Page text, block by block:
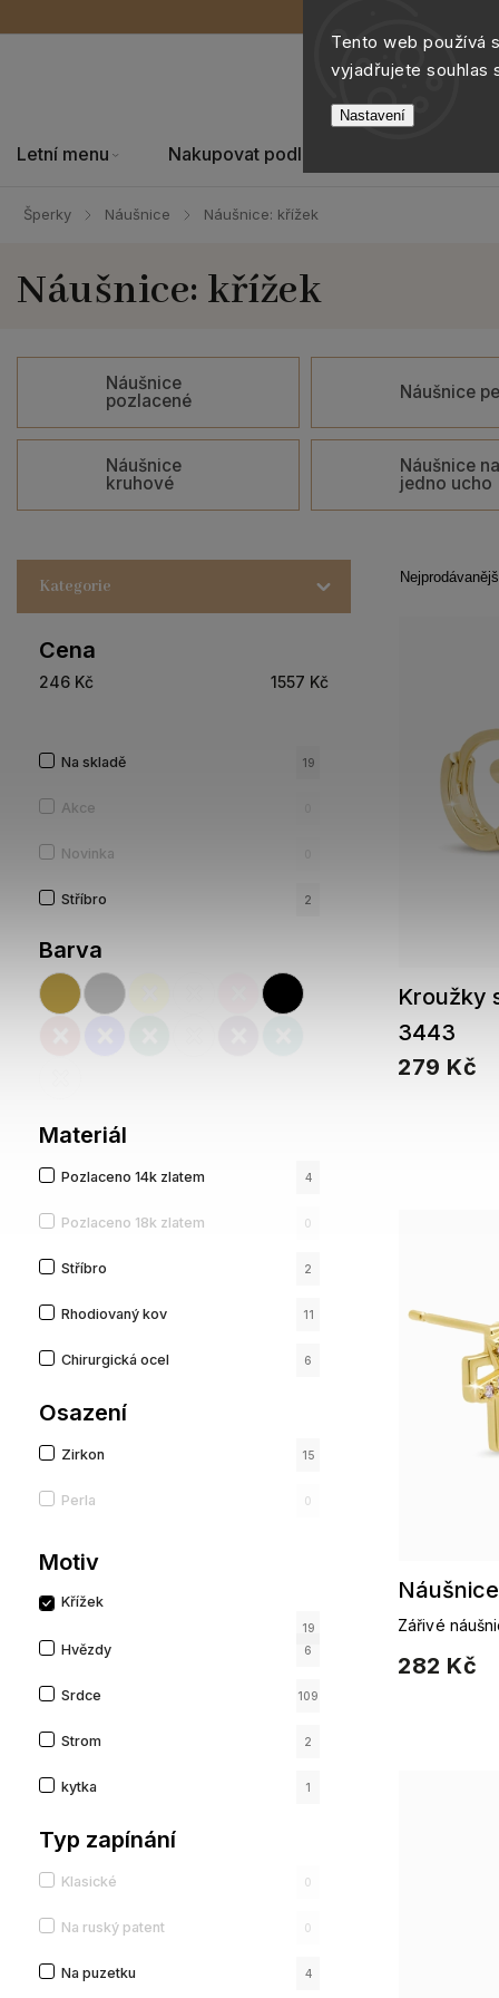
Tento web používá
vyjadřujete souhlas
Nastavení
Letní menu Nakupovat podle
Šperky / Náušnice / Náušnice: křížek
Náušnice: křížek
Náušnice
pozlacené
Náušnice
Náušnice
kruhové
Náušnice na
jedno ucho
Kategorie
Cena
246 Kč 1557 Kč
Na skladě 19
Akce
Novinka
Stříbro 2
Barva
Materiál
Pozlaceno 14k zlatem 4
Pozlaceno 18k zlatem 0
Stříbro 2
Rhodiovaný kov 11
Chirurgická ocel 6
Osazení
Zirkon 15
Perla 0
Motiv
Křížek
19
Hvězdy 6
Srdce 109
Strom 2
kytka 1
Anděl
Kapka 17
Nekonečno 15
Geometrický 298
Typ zapínání
Klasické 0
Na ruský patent 0
Na puzetku 4
Kroužky
3443
279 Kč
282 Kč
Zářivé